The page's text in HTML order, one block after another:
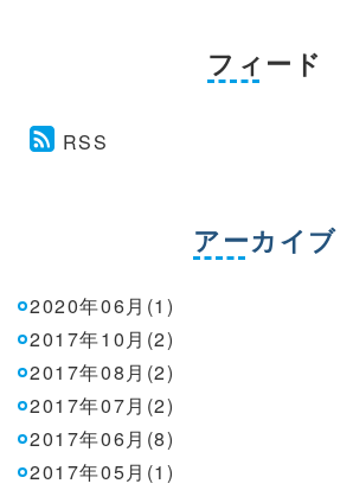
フィード
RSS
アーカイブ
2020年06月(1)
2017年10月(2)
2017年08月(2)
2017年07月(2)
2017年06月(8)
2017年05月(1)